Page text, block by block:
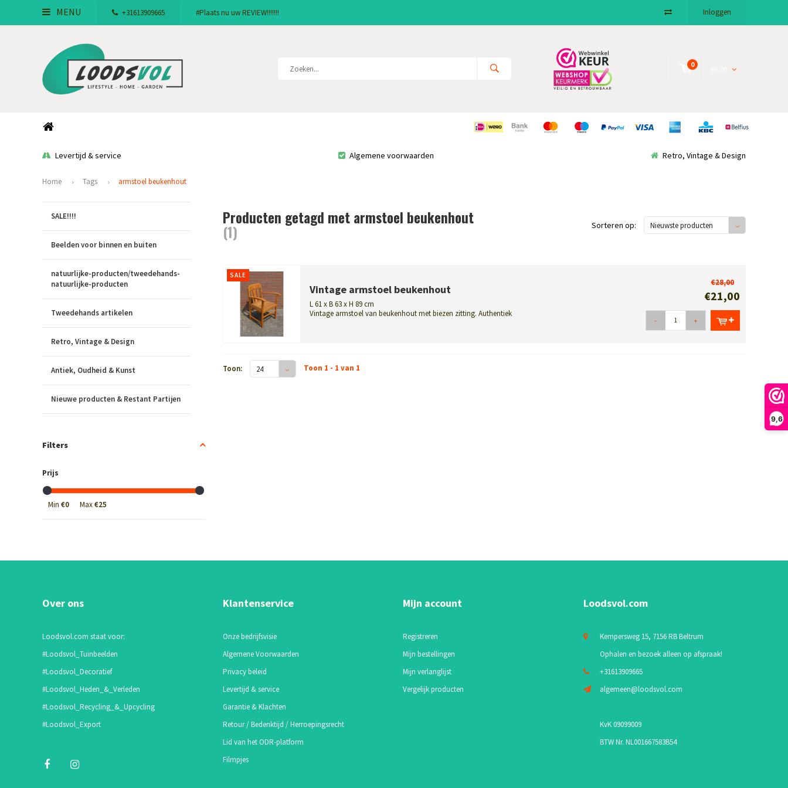
9,6
MENU +31613909665 #Plaats nu uw REVIEW!!!!!!! Inloggen
0
Levertijd & service Algemene voorwaarden Retro, Vintage & Design
Home Tags armstoel beukenhout
SALE!!!!
Beelden voor binnen en buiten
natuurlijke-producten/tweedehands-
natuurlijke-producten
Tweedehands artikelen
Retro, Vintage & Design
Antiek, Oudheid & Kunst
Nieuwe producten & Restant Partijen
Filters
Prijs
Min €0 Max€25
Producten getagd met armstoel beukenhout
(1) Sorteren op: Nieuwste producten
SALE
Vintage armstoel beukenhout
L 61 x B 63 x H 89 cm
Vintage armstoel van beukenhout met biezen zitting. Authentiek
€28,00
€21,00
- +
Toon: 24 Toon 1 - 1 van 1
Over ons
Loodsvol.com staat voor:
#Loodsvol_Tuinbeelden
#Loodsvol_Decoratief
#Loodsvol_Heden_&_Verleden
#Loodsvol_Recycling_&_Upcycling
#Loodsvol_Export
Klantenservice
Onze bedrijfsvisie
Algemene Voorwaarden
Privacy beleid
Levertijd & service
Garantie & Klachten
Retour / Bedenktijd / Herroepingsrecht
Lid van het ODR-platform
Filmpjes
Mijn account
Registreren
Mijn bestellingen
Mijn verlanglijst
Vergelijk producten
Loodsvol.com
Kempersweg 15, 7156 RB Beltrum
Ophalen en bezoek alleen op afspraak!
+31613909665
algemeen@loodsvol.com
KvK 09099009
BTW Nr. NL001667583B54